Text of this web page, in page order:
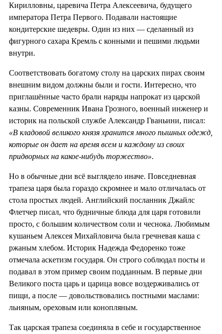
Кирилловны, царевича Петра Алексеевича, будущего
императора Петра Первого. Подавали настоящие
кондитерские шедевры. Один из них — сделанный из
фигурного сахара Кремль с конными и пешими людьми
внутри.
Соответствовать богатому столу на царских пирах своим
внешним видом должны были и гости. Интересно, что
приглашённые часто брали наряды напрокат из царской
казны. Современник Ивана Грозного, военный инженер и
историк на польской службе Александр Гваньини, писал:
«В кладовой великого князя хранится много пышных одежд,
которые он дает на время всем и каждому из своих
придворных на какое-нибудь торжество».
Но в обычные дни всё выглядело иначе. Повседневная
трапеза царя была гораздо скромнее и мало отличалась от
стола простых людей. Английский посланник Джайлс
Флетчер писал, что будничные блюда для царя готовили
просто, с большим количеством соли и чеснока. Любимым
кушаньем Алексея Михайловича была гречневая каша с
ржаным хлебом. Историк Надежда Федоренко тоже
отмечала аскетизм государя. Он строго соблюдал посты и
подавал в этом пример своим подданным. В первые дни
Великого поста царь и царица вовсе воздерживались от
пищи, а после — довольствовались постными маслами:
льняным, ореховым или конопляным.
Так царская трапеза соединяла в себе и государственное